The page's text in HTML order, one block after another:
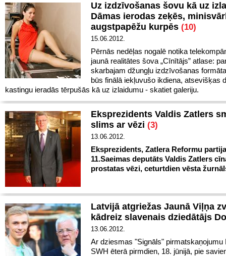
Uz izdzīvošanas šovu kā uz
Dāmas ierodas zeķēs,
augstpapēžu kurpēs (10)
15.06.2012.
Pērnās nedēļas nogalē notika
jaunā realitātes šova „Cīnītājs” atlase:
skarbajam džungļu izdzīvošanas
būs finālā iekļuvušo ikdiena, atsevišķas
kastingu ieradās tērpušās kā uz izlaidumu - skatiet galeriju.
Eksprezidents Valdis Zatlers
slims ar vēzi (3)
13.06.2012.
Eksprezidents, Zatlera Reformu
11.Saeimas deputāts Valdis Zatlers
prostatas vēzi, ceturtdien vēsta
Latvijā atgriežas Jaunā Viļņa
kādreiz slavenais dziedātājs
13.06.2012.
Ar dziesmas "Signāls" pirmatskaņojumu
SWH ēterā pirmdien, 18. jūnijā, pie